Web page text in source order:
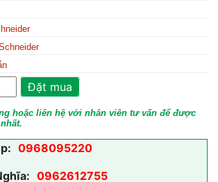
Đặt mua
hoặc liên hệ với nhân viên tư vấn để được
0968095220
0962612755